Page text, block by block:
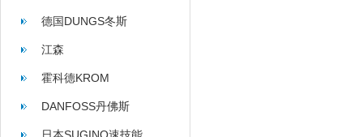
德国DUNGS冬斯
江森
霍科德KROM
DANFOSS丹佛斯